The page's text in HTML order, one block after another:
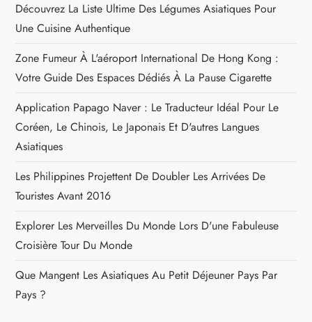
e
l
’
a
r
t
i
c
l
Découvrez La Liste Ultime Des Légumes Asiatiques Pour
Une Cuisine Authentique
Zone Fumeur À L'aéroport International De Hong Kong :
Votre Guide Des Espaces Dédiés À La Pause Cigarette
Application Papago Naver : Le Traducteur Idéal Pour Le
Coréen, Le Chinois, Le Japonais Et D'autres Langues
Asiatiques
Les Philippines Projettent De Doubler Les Arrivées De
Touristes Avant 2016
Explorer Les Merveilles Du Monde Lors D'une Fabuleuse
Croisière Tour Du Monde
Que Mangent Les Asiatiques Au Petit Déjeuner Pays Par
Pays ?